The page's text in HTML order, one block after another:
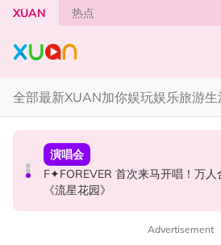
Skip to main content
XUAN 热点
全部最新XUAN加你娱玩娱乐旅游生
国际星闻
CORTIS MARTIN一开口就沦陷！
获网友狂赞！
国际星闻
张员瑛频陷耍大牌争议！首度吐心
面！
演唱会
F✦FOREVER 首次来马开唱！万
《流星花园》
Advertisement